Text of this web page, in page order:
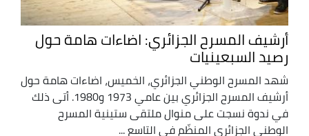
أرشيف المسرح الجزائري: اضاءات هامة حول
رصيد السبعينيات
شهد المسرح الوطني الجزائري، الخميس، اضاءات هامة حول
أرشيف المسرح الجزائري بين عامي 1973 و1980. أتى ذلك
في ندوة نسجت على منوال ملتقى ستينية المسرح
الوطني الجزائري المنظّم في التاسع ...